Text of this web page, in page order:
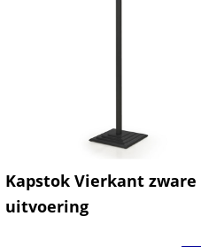
Kapstok Vierkant zware
uitvoering